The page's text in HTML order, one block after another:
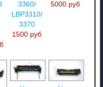
3360/
LBP3310/
3370
1500 руб
5000 руб